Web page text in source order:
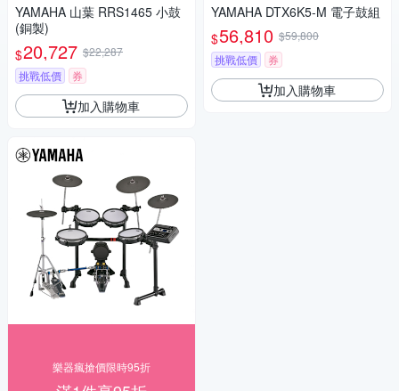
YAMAHA 山葉 RRS1465 小鼓
(銅製)
$20,727 $22,287
挑戰低價
券
加入購物車
樂器瘋搶價限時95折
YAMAHA DTX6K5-M 電子鼓組
$56,810 $59,800
挑戰低價
券
加入購物車